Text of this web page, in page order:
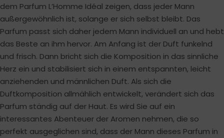
dem Parfum L’Homme Idéal zeigen, dass jeder Mann
außergewöhnlich ist, solange er sich selbst bleibt. Das
Parfum passt sich daher jedem Mann individuell an und hebt
das Beste an ihm hervor. Am Anfang ist der Duft funkelnd
und frisch. Dann bricht sich die Komposition in das sinnliche
Herz ein und stabilisiert sich in einem entspannten, leicht
anziehenden und männlichen Duft. Als sich die
Duftkomposition allmählich entwickelt, verändert sich das
Parfum ständig auf der Haut. Es wird Sie auf ein
interessantes Abenteuer der Aromen nehmen, die so
perfekt ausgeglichen sind, dass der Mann dieses Parfum in